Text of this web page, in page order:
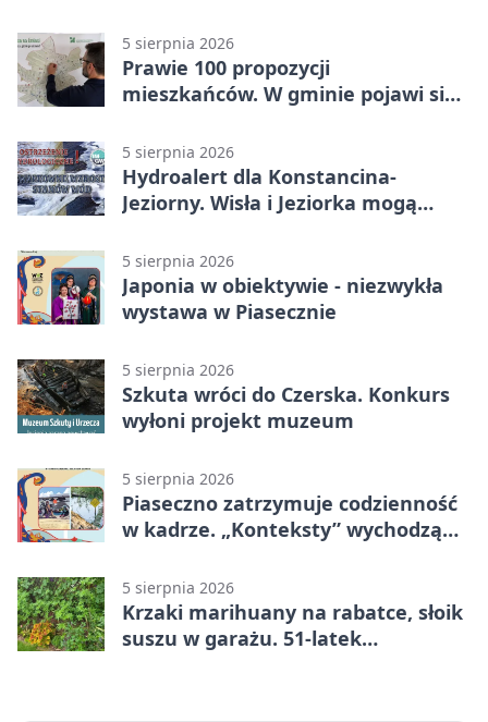
5 sierpnia 2026
Prawie 100 propozycji
mieszkańców. W gminie pojawi się
5 sierpnia 2026
Hydroalert dla Konstancina-
Jeziorny. Wisła i Jeziorka mogą
5 sierpnia 2026
Japonia w obiektywie - niezwykła
wystawa w Piasecznie
5 sierpnia 2026
Szkuta wróci do Czerska. Konkurs
wyłoni projekt muzeum
5 sierpnia 2026
Piaseczno zatrzymuje codzienność
w kadrze. „Konteksty” wychodzą
5 sierpnia 2026
Krzaki marihuany na rabatce, słoik
suszu w garażu. 51-latek